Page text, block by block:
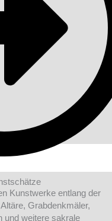
Kunstwerke entlang der
Grabdenkmäler,
und weitere sakrale